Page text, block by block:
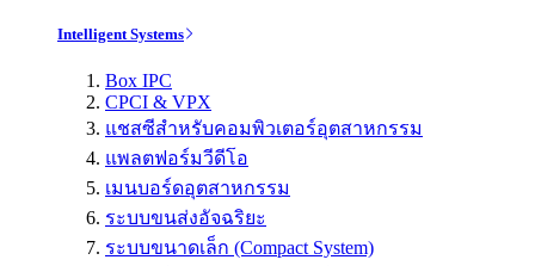
Intelligent Systems
Box IPC
CPCI & VPX
แชสซีสำหรับคอมพิวเตอร์อุตสาหกรรม
แพลตฟอร์มวีดีโอ
เมนบอร์ดอุตสาหกรรม
ระบบขนส่งอัจฉริยะ
ระบบขนาดเล็ก (Compact System)